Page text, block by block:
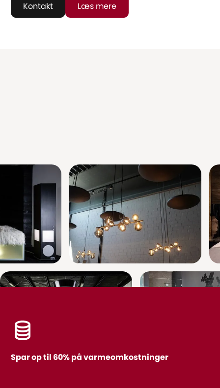
Kontakt Læs mere
Spar op til 60% på varmeomkostninger